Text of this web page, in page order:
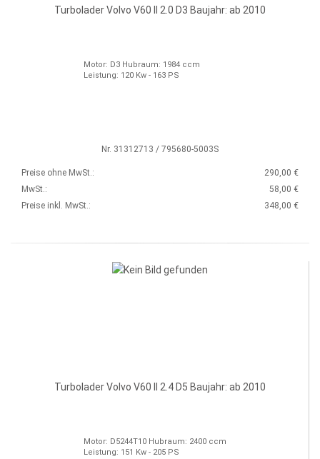
Turbolader Volvo V60 II 2.0 D3 Baujahr: ab 2010
Motor: D3 Hubraum: 1984 ccm
Leistung: 120 Kw - 163 PS
Nr. 31312713 / 795680-5003S
Preise ohne MwSt.:
290,00 €
MwSt.:
58,00 €
Preise inkl. MwSt.:
348,00 €
Turbolader Volvo V60 II 2.4 D5 Baujahr: ab 2010
Motor: D5244T10 Hubraum: 2400 ccm
Leistung: 151 Kw - 205 PS